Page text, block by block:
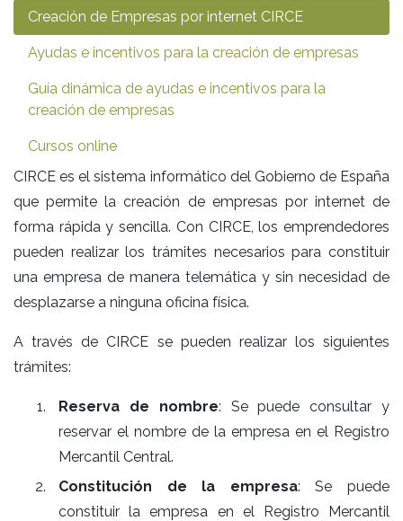
Creación de Empresas por internet CIRCE
Ayudas e incentivos para la creación de empresas
Guía dinámica de ayudas e incentivos para la
creación de empresas
Cursos online
CIRCE es el sistema informático del Gobierno de España
que permite la creación de empresas por internet de
forma rápida y sencilla. Con CIRCE, los emprendedores
pueden realizar los trámites necesarios para constituir
una empresa de manera telemática y sin necesidad de
desplazarse a ninguna oficina física.
A través de CIRCE se pueden realizar los siguientes
trámites:
Reserva de nombre: Se puede consultar y
reservar el nombre de la empresa en el Registro
Mercantil Central.
Constitución de la empresa: Se puede
constituir la empresa en el Registro Mercantil